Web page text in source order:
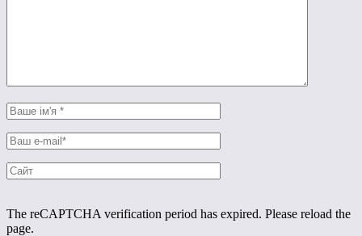
The reCAPTCHA verification period has expired. Please reload the
page.